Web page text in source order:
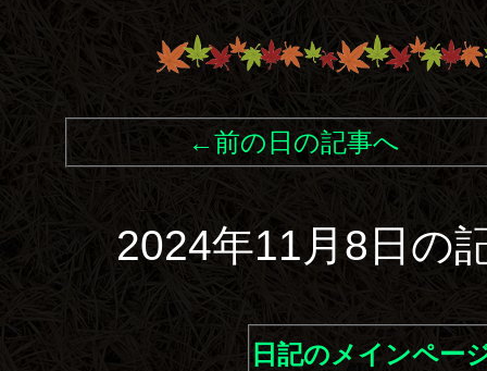
←前の日の記事へ
2024年11月8日の
日記のメインペー